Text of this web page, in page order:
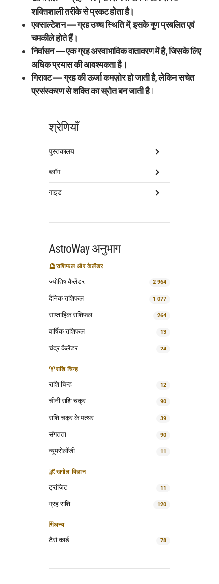
शक्तिशाली तरीके से प्रकट होता है।
एक्साल्टेशन — ग्रह उच्च स्थिति में, इसके गुण प्रबलित एवं
चमकीले होते हैं।
निर्वासन — एक ग्रह अस्वाभाविक वातावरण में है, जिसके लिए
अधिक प्रयास की आवश्यकता है।
गिरावट — ग्रह की ऊर्जा कमज़ोर हो जाती है, लेकिन सचेत
प्रसंस्करण से शक्ति का स्रोत बन जाती है।
श्रेणियाँ
पुस्तकालय
ब्लॉग
गाइड
AstroWay अनुभाग
🔮राशिफल और कैलेंडर
ज्योतिष कैलेंडर 2 964
दैनिक राशिफल 1 077
साप्ताहिक राशिफल 264
वार्षिक राशिफल 13
चंद्र कैलेंडर 24
♈राशि चिन्ह
राशि चिन्ह 12
चीनी राशि चक्र 90
राशि चक्र के पत्थर 39
संगतता 90
न्यूमरोलॉजी 11
🌌खगोल विज्ञान
ट्रांज़िट 11
ग्रह राशि 120
🃏अन्य
टैरो कार्ड 78